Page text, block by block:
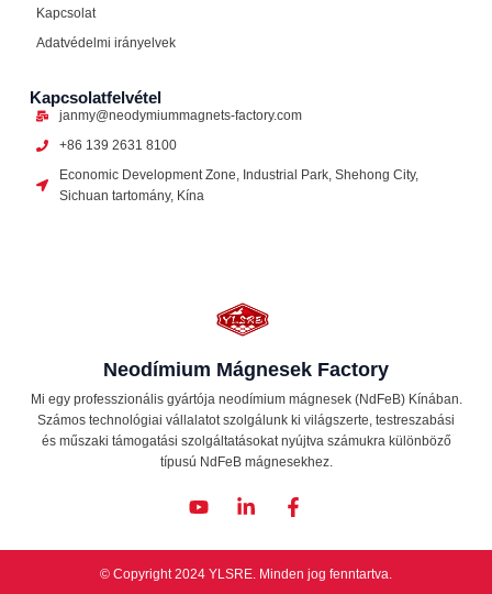
Neodímium Mágnesek Factory
Mi egy professzionális gyártója neodímium mágnesek (NdFeB) Kínában.
Számos technológiai vállalatot szolgálunk ki világszerte, testreszabási
és műszaki támogatási szolgáltatásokat nyújtva számukra különböző
típusú NdFeB mágnesekhez.
o
u
b
i
n
d
a
c
o
Kapcsolat
Adatvédelmi irányelvek
Kapcsolatfelvétel
janmy@neodymiummagnets-factory.com
+86 139 2631 8100
Economic Development Zone, Industrial Park, Shehong City,
Sichuan tartomány, Kína
© Copyright 2024 YLSRE. Minden jog fenntartva.